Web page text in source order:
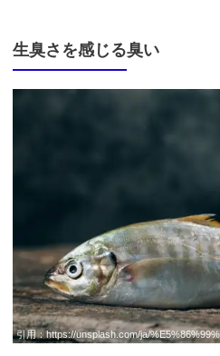
生臭さを感じる臭い
引用：https://unsplash.com/ja/